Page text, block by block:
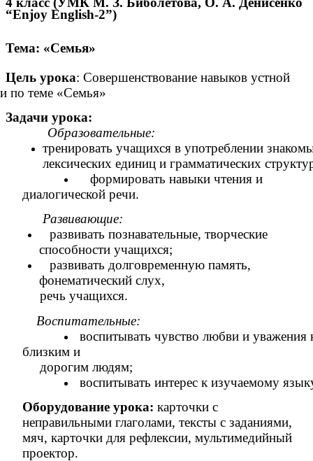
“Enjoy English-2”)
Тема: «Семья»
Цель урока: Совершенствование навыков устной
по теме «Семья»
Задачи урока:
Образовательные:
тренировать учащихся в употреблении
лексических единиц и грамматических
формировать навыки чтения и
диалогической речи.
Развивающие:
развивать познавательные, творческие
способности учащихся;
развивать долговременную память,
фонематический слух,
речь учащихся.
Воспитательные:
воспитывать чувство любви и уважения
близким и
дорогим людям;
воспитывать интерес к изучаемому
Оборудование урока: карточки с
неправильными глаголами, тексты с заданиями,
мяч, карточки для рефлексии, мультимедийный
проектор.